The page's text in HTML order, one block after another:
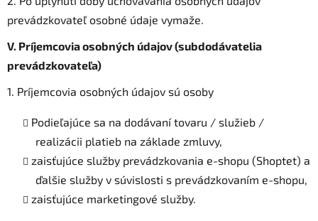
prevádzkovateľ osobné údaje vymaže.
V. Príjemcovia osobných údajov (subdodávatelia
prevádzkovateľa)
1. Príjemcovia osobných údajov sú osoby
Podieľajúce sa na dodávaní tovaru / služieb /
realizácii platieb na základe zmluvy,
zaisťujúce služby prevádzkovania e-shopu (Shoptet) a
ďalšie služby v súvislosti s prevádzkovaním e-shopu,
zaisťujúce marketingové služby.